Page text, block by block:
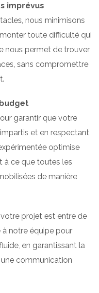
imprévus
nous minimisons
toute difficulté qui
nous permet de trouver
sans compromettre
garantir que votre
et en respectant
optimise
à ce que toutes les
de manière
projet est entre de
à notre équipe pour
en garantissant la
communication